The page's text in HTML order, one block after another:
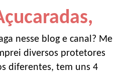
nesse blog e canal? Me
diversos protetores
diferentes, tem uns 4